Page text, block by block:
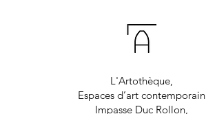
L'Artothèque,
Espaces d’art contemporain
Impasse Duc Rollon,